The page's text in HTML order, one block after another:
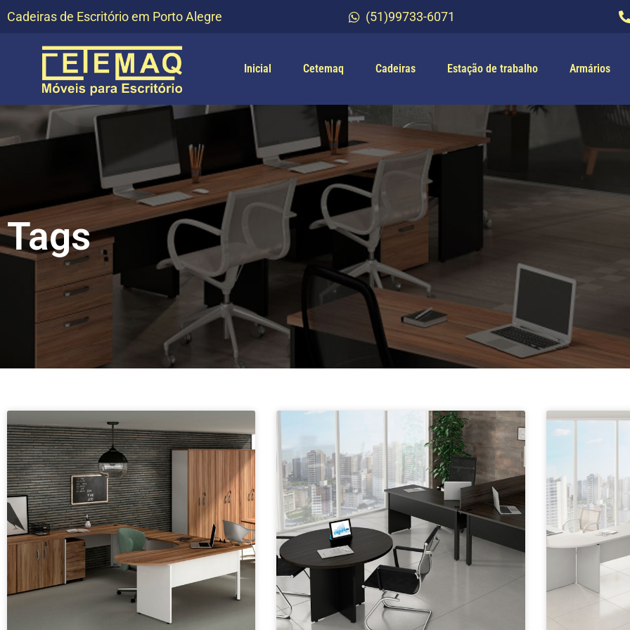
Cadeiras de Escritório em Porto Alegre (51)99733-6071
Inicial Cetemaq Cadeiras Estação de trabalho Armários
Tags